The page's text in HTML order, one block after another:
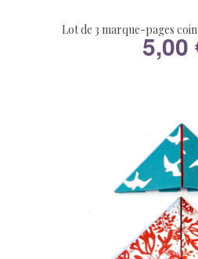
Lot de 3 marque-pages
5,00